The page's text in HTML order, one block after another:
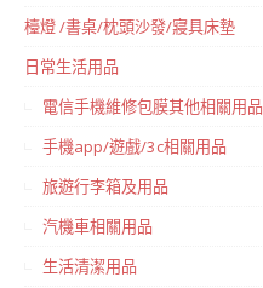
檯燈 /書桌/枕頭沙發/寢具床墊
日常生活用品
電信手機維修包膜其他相關用品
手機app/遊戲/3c相關用品
旅遊行李箱及用品
汽機車相關用品
生活清潔用品